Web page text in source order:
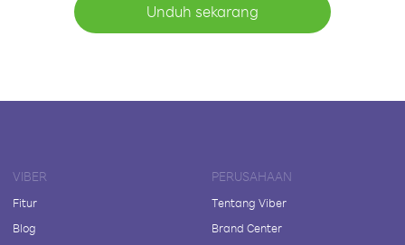
Unduh sekarang
VIBER
Fitur
Blog
PERUSAHAAN
Tentang Viber
Brand Center